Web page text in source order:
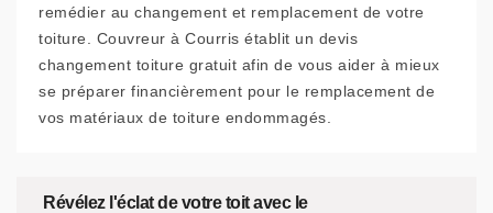
remédier au changement et remplacement de votre
toiture. Couvreur à Courris établit un devis
changement toiture gratuit afin de vous aider à mieux
se préparer financièrement pour le remplacement de
vos matériaux de toiture endommagés.
Révélez l'éclat de votre toit avec le